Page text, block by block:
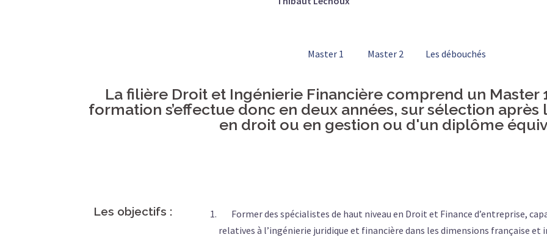
Master 1 Master 2 Les débouchés
La filière Droit et Ingénierie Financière comprend un Master
formation s’effectue donc en deux années, sur sélection après
en droit ou en gestion ou d'un diplôme
Les objectifs :
Former des spécialistes de haut niveau en Droit et Finance d’entreprise,
relatives à l’ingénierie juridique et financière dans les dimensions française